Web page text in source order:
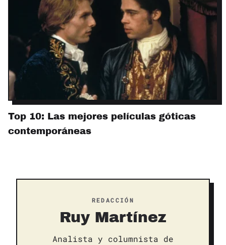
Top 10: Las mejores películas góticas
contemporáneas
REDACCIÓN
Ruy Martínez
Analista y columnista de